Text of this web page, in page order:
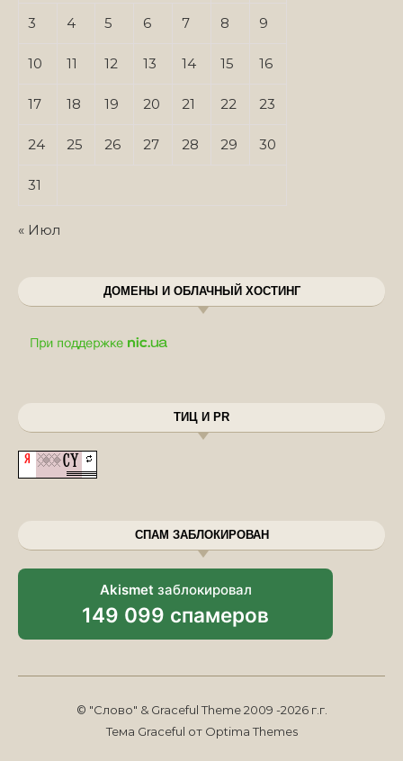
3 4 5 6 7 8 9
10 11 12 13 14 15 16
17 18 19 20 21 22 23
24 25 26 27 28 29 30
31
« Июл
ДОМЕНЫ И ОБЛАЧНЫЙ ХОСТИНГ
ТИЦ И PR
СПАМ ЗАБЛОКИРОВАН
Akismet заблокировал
149 099 спамеров
© "Слово" & Graceful Theme 2009 -2026 г.г.
Тема Graceful от Optima Themes